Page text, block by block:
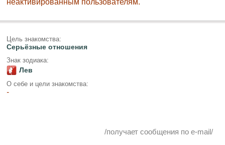
Цель знакомства:
Серьёзные отношения
Знак зодиака:
Лев
О себе и цели знакомства:
-
/получает сообщения по e-mail/